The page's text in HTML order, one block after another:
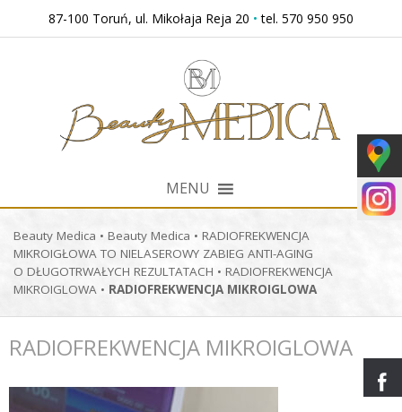
87-100 Toruń, ul. Mikołaja Reja 20 • tel. 570 950 950
MENU
Beauty Medica • Beauty Medica • RADIOFREKWENCJA
MIKROIGŁOWA TO NIELASEROWY ZABIEG ANTI-AGING
O DŁUGOTRWAŁYCH REZULTATACH • RADIOFREKWENCJA
MIKROIGLOWA • RADIOFREKWENCJA MIKROIGLOWA
RADIOFREKWENCJA MIKROIGLOWA